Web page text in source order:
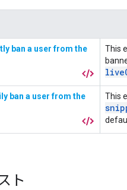
ト